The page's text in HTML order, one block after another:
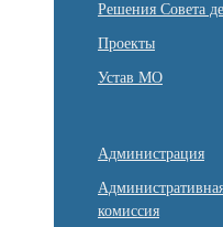
Решения Совета
Проекты
Устав МО
Администрация
комиссия